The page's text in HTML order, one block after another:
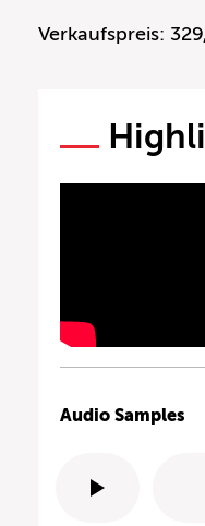
Verkaufspreis:
Audio Samples